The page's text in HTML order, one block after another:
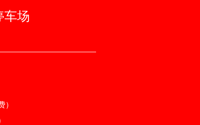
车场
）